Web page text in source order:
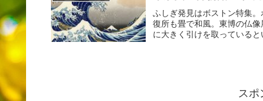
ふしぎ発見はボストン特集
復所も畳で和風。東博の仏
に大きく引けを取っている
スポ